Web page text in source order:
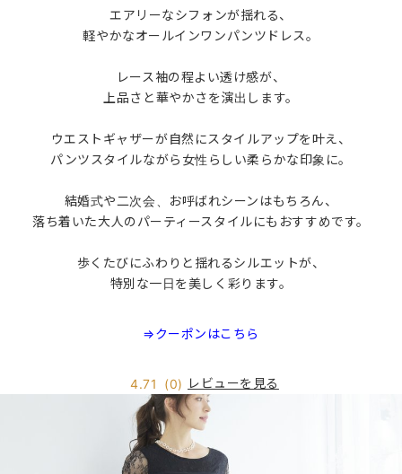
エアリーなシフォンが揺れる、
軽やかなオールインワンパンツドレス。
レース袖の程よい透け感が、
上品さと華やかさを演出します。
ウエストギャザーが自然にスタイルアップを叶え、
パンツスタイルながら女性らしい柔らかな印象に。
結婚式や二次会、お呼ばれシーンはもちろん、
落ち着いた大人のパーティースタイルにもおすすめです。
歩くたびにふわりと揺れるシルエットが、
特別な一日を美しく彩ります。
⇒クーポンはこちら
4.71 (0) レビューを見る